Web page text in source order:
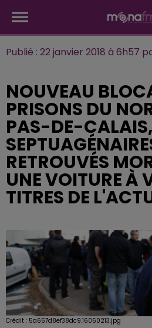
Publié : 22 janvier 2018 à 6h57
NOUVEAU
PRISONS DU
PAS-DE-
RETROUVÉS
UNE VOITURE À
TITRES DE
Crédit : 5a657d8ef38dc9.16050213.jpg